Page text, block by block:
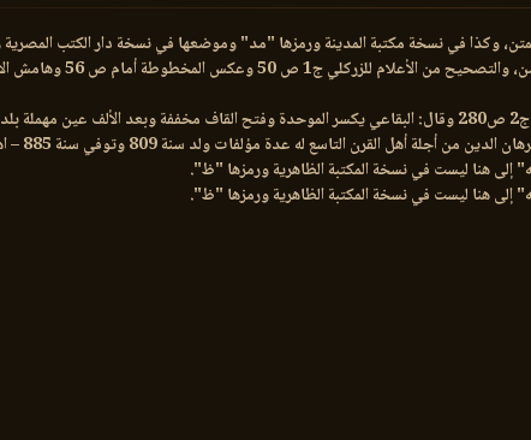
وكذا في نسخة مكتبة المدينة ورمزها "مد" وموضعها في نسخة دار الكتب
أمام ص 56 وهامش الأنساب للسمعاني ج2 ص280.
:- ضبطه الشيخ عبد الرحمن بن يحيى المعلمي اليماني رحمه الله في تعليقه على الأنساب ج2 ص280 وقال: البقاعي يكسر الموحدة وفتح القاف
أهل القرن التاسع له عدة مؤلفات ولد سنة 809 وتوفي سنة 885 – اهـ.
هنا ليست في نسخة المكتبة الظاهرية ورمزها "ظ".
هنا ليست في نسخة المكتبة الظاهرية ورمزها "ظ".